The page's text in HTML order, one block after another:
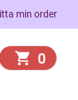
min order
0